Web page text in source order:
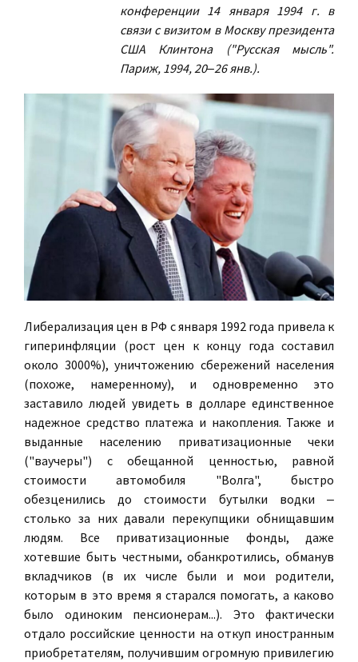
конференции 14 января 1994 г. в
связи с визитом в Москву президента
США Клинтона ("Русская мысль".
Париж, 1994, 20‒26 янв.).
Либерализация цен в РФ с января 1992 года привела к
гиперинфляции (рост цен к концу года составил
около 3000%), уничтожению сбережений населения
(похоже, намеренному), и одновременно это
заставило людей увидеть в долларе единственное
надежное средство платежа и накопления. Также и
выданные населению приватизационные чеки
("ваучеры") с обещанной ценностью, равной
стоимости автомобиля "Волга", быстро
обезценились до стоимости бутылки водки ‒
столько за них давали перекупщики обнищавшим
людям. Все приватизационные фонды, даже
хотевшие быть честными, обанкротились, обманув
вкладчиков (в их числе были и мои родители,
которым в это время я старался помогать, а каково
было одиноким пенсионерам...). Это фактически
отдало российские ценности на откуп иностранным
приобретателям, получившим огромную привилегию